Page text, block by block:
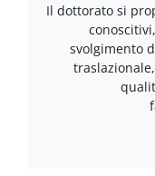
Il dottorato si
svolgimento